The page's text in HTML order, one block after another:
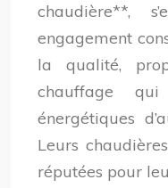
chaudière**,
engagement
la qualité,
chauffage
énergétiques
Leurs
réputées pour